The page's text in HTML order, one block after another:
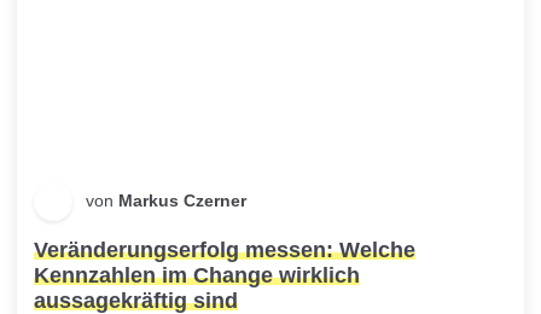
von Markus Czerner
Veränderungserfolg messen: Welche
Kennzahlen im Change wirklich
aussagekräftig sind